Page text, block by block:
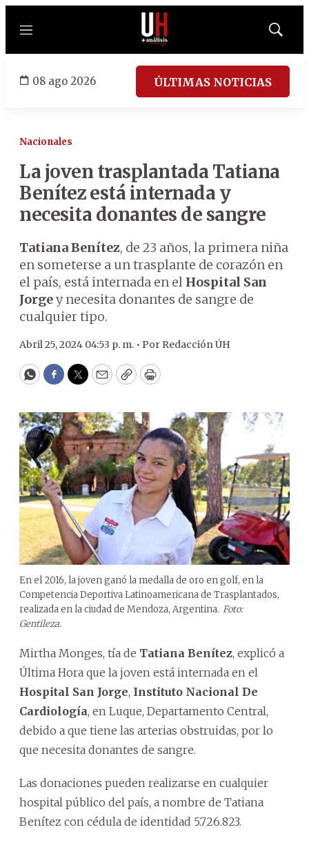
Menú
Mostrar
08 ago 2026 ÚLTIMAS NOTICIAS
Nacionales
La joven trasplantada Tatiana
Benítez está internada y
necesita donantes de sangre
Tatiana Benítez, de 23 años, la primera niña
en someterse a un trasplante de corazón en
el país, está internada en el Hospital San
Jorgey necesita donantes de sangre de
cualquier tipo.
Abril 25, 2024 04:53 p. m. • Por Redacción ÚH
WhatsApp
Facebook
Twitter
EmailCopyPrint
En el 2016, la joven ganó la medalla de oro en golf, en la
Competencia Deportiva Latinoamericana de Trasplantados,
realizada en la ciudad de Mendoza, Argentina. Foto:
Gentileza.
Mirtha Monges, tía de Tatiana Benítez, explicó a
Última Hora que la joven está internada en el
Hospital San Jorge, Instituto Nacional De
Cardiología, en Luque, Departamento Central,
debido a que tiene las arterias obstruidas, por lo
que necesita donantes de sangre.
Las donaciones pueden realizarse en cualquier
hospital público del país, a nombre de Tatiana
Benítez con cédula de identidad 5.726.823.